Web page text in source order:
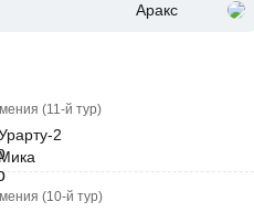
Аракс
(11-й тур)
2
(10-й тур)